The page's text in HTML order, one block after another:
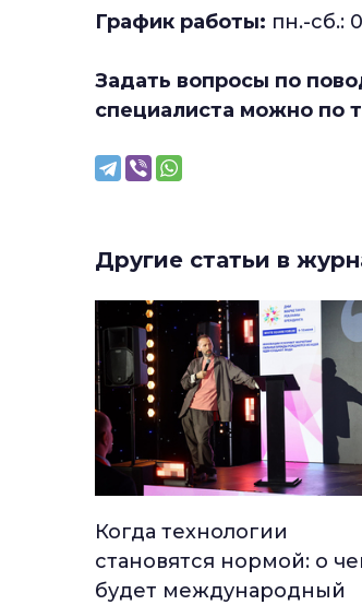
График работы: пн.-сб.:
Задать вопросы по
специалиста можно по
Другие статьи в
Когда технологии
становятся нормой: о
будет международный